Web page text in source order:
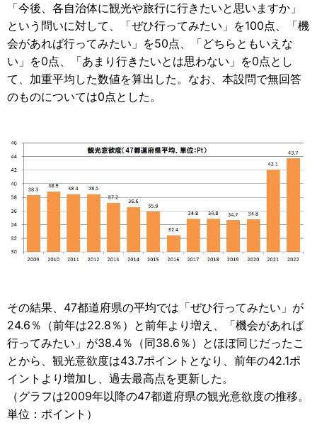
「今後、各自治体に観光や旅行に行きたいと思いますか」
という問いに対して、「ぜひ行ってみたい」を100点、「機
会があれば行ってみたい」を50点、「どちらともいえな
い」を0点、「あまり行きたいとは思わない」を0点とし
て、加重平均した数値を算出した。なお、本設問で無回答
のものについては0点とした。
その結果、47都道府県の平均では「ぜひ行ってみたい」が
24.6％（前年は22.8％）と前年より増え、「機会があれば
行ってみたい」が38.4％（同38.6％）とほぼ同じだったこ
とから、観光意欲度は43.7ポイントとなり、前年の42.1ポ
イントより増加し、過去最高点を更新した。
（グラフは2009年以降の47都道府県の観光意欲度の推移。
単位：ポイント）